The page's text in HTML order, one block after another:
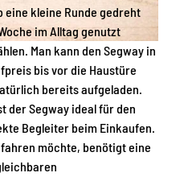
eine kleine Runde gedreht
im Alltag genutzt
Man kann den Segway in
bis vor die Haustüre
bereits aufgeladen.
der Segway ideal für den
Begleiter beim Einkaufen.
möchte, benötigt eine